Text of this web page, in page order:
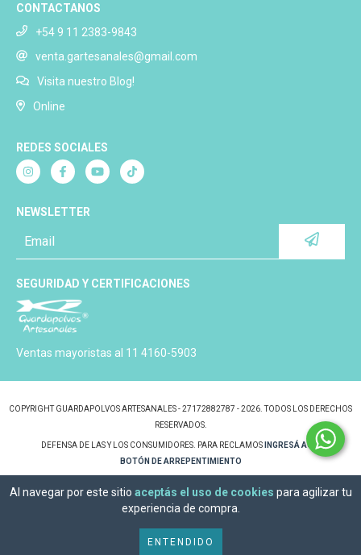
Al navegar por este sitio aceptás el uso de cookies para agilizar tu
experiencia de compra.
ENTENDIDO
CONTACTANOS
+54 9 11 2383-9843
venta.gartesanales@gmail.com
Visita nuestro Blog!
Online
REDES SOCIALES
NEWSLETTER
SEGURIDAD Y CERTIFICACIONES
Ventas mayoristas al 11 4160-5903
COPYRIGHT GUARDAPOLVOS ARTESANALES - 27172882787 - 2026. TODOS LOS DERECHOS
RESERVADOS.
DEFENSA DE LAS Y LOS CONSUMIDORES. PARA RECLAMOS
INGRESÁ ACÁ.
BOTÓN DE ARREPENTIMIENTO